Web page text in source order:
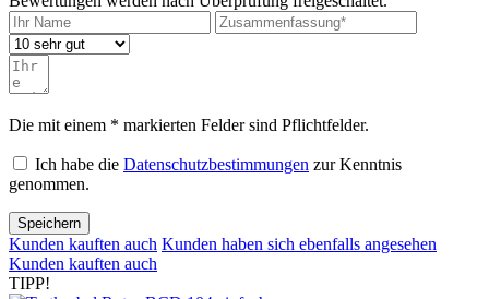
Die mit einem * markierten Felder sind Pflichtfelder.
Ich habe die Datenschutzbestimmungen zur Kenntnis
genommen.
Speichern
Kunden kauften auch Kunden haben sich ebenfalls angesehen
Kunden kauften auch
TIPP!